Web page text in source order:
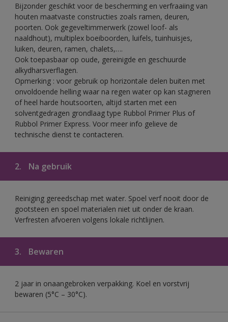
Bijzonder geschikt voor de bescherming en verfraaiing van
houten maatvaste constructies zoals ramen, deuren,
poorten. Ook gegeveltimmerwerk (zowel loof- als
naaldhout), multiplex boeiboorden, luifels, tuinhuisjes,
luiken, deuren, ramen, chalets,….
Ook toepasbaar op oude, gereinigde en geschuurde
alkydharsverflagen.
Opmerking : voor gebruik op horizontale delen buiten met
onvoldoende helling waar na regen water op kan stagneren
of heel harde houtsoorten, altijd starten met een
solventgedragen grondlaag type Rubbol Primer Plus of
Rubbol Primer Express. Voor meer info gelieve de
technische dienst te contacteren.
2. Na gebruik
Reiniging gereedschap met water. Spoel verf nooit door de
gootsteen en spoel materialen niet uit onder de kraan.
Verfresten afvoeren volgens lokale richtlijnen.
3. Bewaren
2 jaar in onaangebroken verpakking. Koel en vorstvrij
bewaren (5°C – 30°C).